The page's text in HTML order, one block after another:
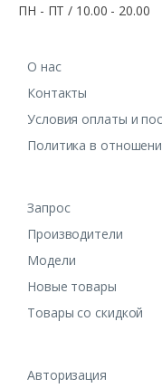
ПН - ПТ / 10.00 - 20.00
О нас
Контакты
Условия оплаты и
Политика в
Запрос
Производители
Модели
Новые товары
Товары со скидкой
Авторизация